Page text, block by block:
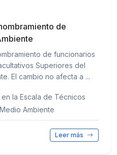
de
de funcionarios
Superiores del
El cambio no afecta a ...
la Escala de Técnicos
Ambiente
Leer más